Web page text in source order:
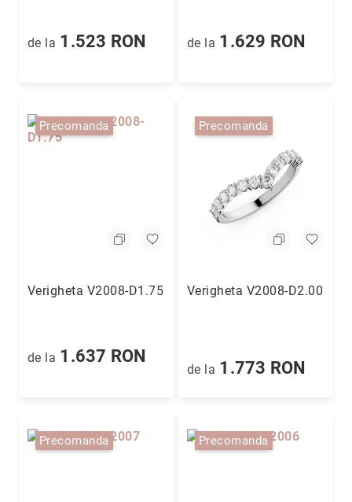
de la 1.523 RON de la 1.629 RON
Precomanda
Verigheta V2008-D1.75
de la 1.637 RON
Precomanda
Verigheta V2008-D2.00
de la 1.773 RON
Precomanda Precomanda